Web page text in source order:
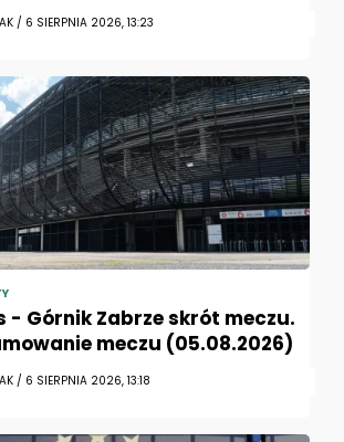
/ 6 SIERPNIA 2026, 13:23
- Górnik Zabrze skrót meczu.
meczu (05.08.2026)
/ 6 SIERPNIA 2026, 13:18